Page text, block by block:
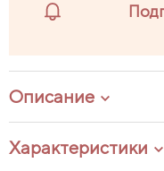
Описание
Характеристики